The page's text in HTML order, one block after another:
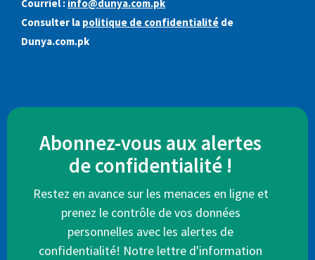
Courriel : info@dunya.com.pk
Consulter la politique de confidentialité de
Dunya.com.pk
Abonnez-vous aux alertes
de confidentialité !
Restez en avance sur les menaces en ligne et
prenez le contrôle de vos données
personnelles avec les alertes de
confidentialité! Notre lettre d'information